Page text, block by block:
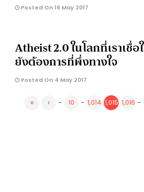
Posted On 16 May 2017
Atheist 2.0 ในโลกที่เราเชื่
ยังต้องการที่พึ่งทางใจ
Posted On 4 May 2017
« ‹ - 10 - 1,014 1,015 1,016 -